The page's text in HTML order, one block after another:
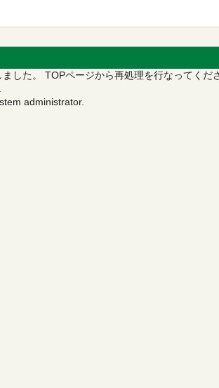
した。 TOPページから再処理を行なってくだ
administrator.